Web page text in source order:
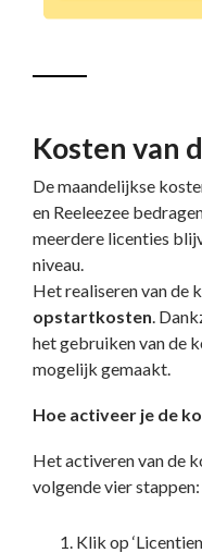
Kosten van
De maandelijkse
en Reeleezee
meerdere licenties
niveau.
Het realiseren van de
opstartkosten.
het gebruiken van de
mogelijk gemaakt.
Hoe activeer je de
Het activeren van de
volgende vier stappen:
Klik op